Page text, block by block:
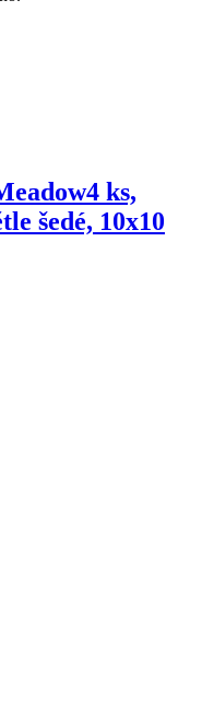
4 ks,
šedé, 10x10